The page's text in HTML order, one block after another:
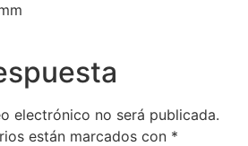
electrónico no será publicada.
están marcados con *